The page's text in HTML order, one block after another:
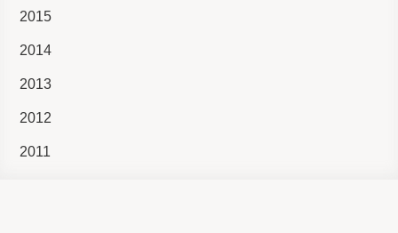
2015
2014
2013
2012
2011